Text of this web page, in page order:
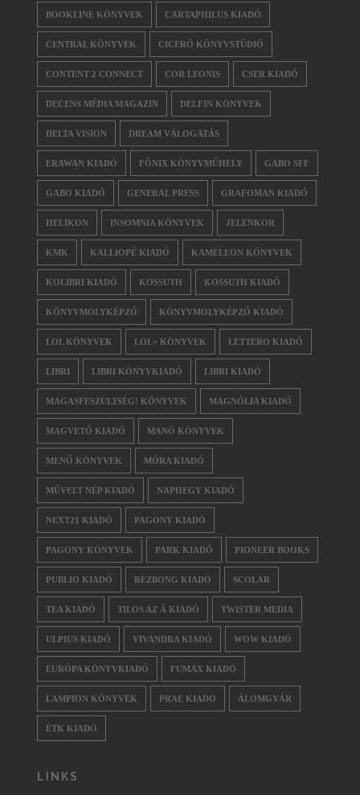
BOOKLINE KÖNYVEK CARTAPHILUS KIADÓ
CENTRAL KÖNYVEK CICERÓ KÖNYVSTÚDIÓ
CONTENT 2 CONNECT COR LEONIS CSER KIADÓ
DECENS MÉDIA MAGAZIN DELFIN KÖNYVEK
DELTA VISION DREAM VÁLOGATÁS
ERAWAN KIADÓ FŐNIX KÖNYVMŰHELY GABO SFF
GABO KIADÓ GENERAL PRESS GRAFOMAN KIADÓ
HELIKON INSOMNIA KÖNYVEK JELENKOR
KMK KALLIOPÉ KIADÓ KAMÉLEON KÖNYVEK
KOLIBRI KIADÓ KOSSUTH KOSSUTH KIADÓ
KÖNYVMOLYKÉPZŐ KÖNYVMOLYKÉPZŐ KIADÓ
LOL KÖNYVEK LOL+ KÖNYVEK LETTERO KIADÓ
LIBRI LIBRI KÖNYVKIADÓ LIBRI KIADÓ
MAGASFESZÜLTSÉG! KÖNYVEK MAGNÓLIA KIADÓ
MAGVETŐ KIADÓ MANÓ KÖNYVEK
MENŐ KÖNYVEK MÓRA KIADÓ
MŰVELT NÉP KIADÓ NAPHEGY KIADÓ
NEXT21 KIADÓ PAGONY KIADÓ
PAGONY KÖNYVEK PARK KIADÓ PIONEER BOOKS
PUBLIO KIADÓ RÉZBONG KIADÓ SCOLAR
TEA KIADÓ TILOS AZ Á KIADÓ TWISTER MEDIA
ULPIUS KIADÓ VIVANDRA KIADÓ WOW KIADÓ
EURÓPA KÖNYVKIADÓ FUMAX KIADÓ
LAMPION KÖNYVEK PRAE KIADO ÁLOMGYÁR
ÉTK KIADÓ
LINKS